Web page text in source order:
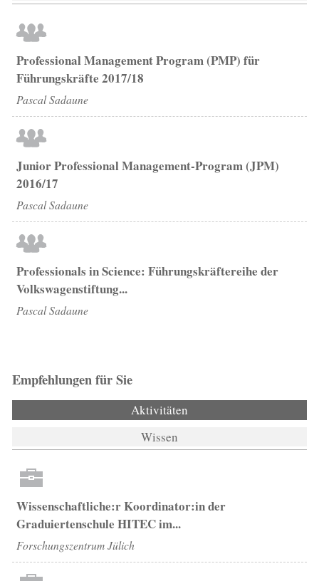
Professional Management Program (PMP) für
Führungskräfte 2017/18
Pascal Sadaune
Junior Professional Management-Program (JPM)
2016/17
Pascal Sadaune
Professionals in Science: Führungskräftereihe der
Volkswagenstiftung...
Pascal Sadaune
Empfehlungen für Sie
Aktivitäten
Wissen
Wissenschaftliche:r Koordinator:in der
Graduiertenschule HITEC im...
Forschungszentrum Jülich